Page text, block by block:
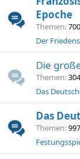
Epoche
Themen 700
Der
Die
Themen 304
Das
Das
Themen 997